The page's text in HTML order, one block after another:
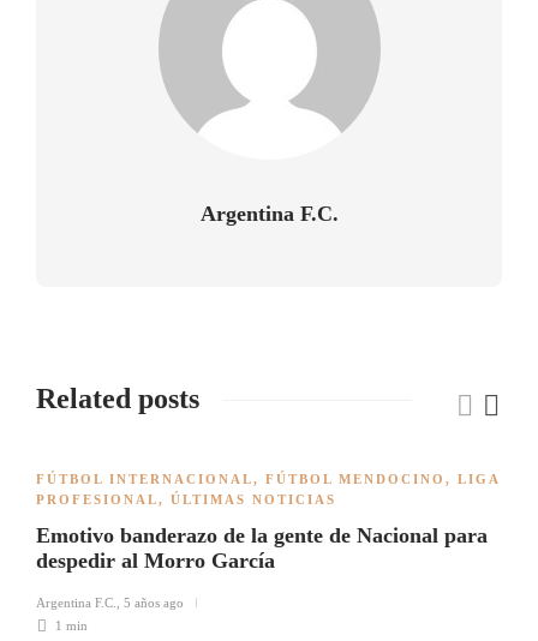
Argentina F.C.
Related posts
FÚTBOL INTERNACIONAL, FÚTBOL MENDOCINO , LIGA
PROFESIONAL, ÚLTIMAS NOTICIAS
Emotivo banderazo de la gente de Nacional para
despedir al Morro García
Argentina F.C.
5 años ago
1 min